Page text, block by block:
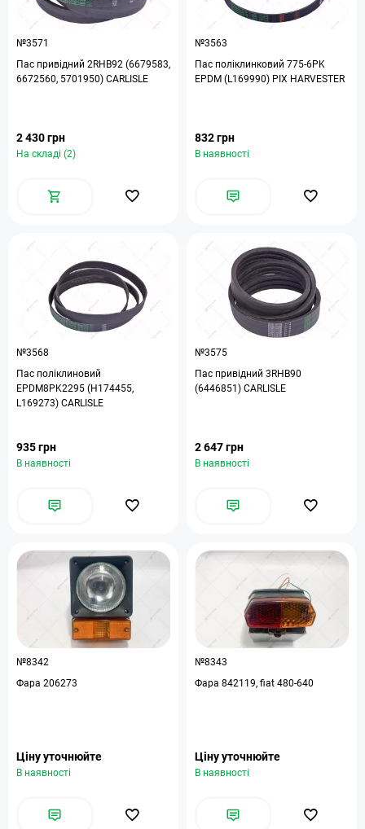
№3571
Пас привідний 2RHB92 (6679583,
6672560, 5701950) CARLISLE
2 430 грн
На складі (2)
№3563
Пас поліклинковий 775-6PK
EPDM (L169990) PIX HARVESTER
832 грн
В наявності
№3568
Пас поліклиновий
EPDM8PK2295 (H174455,
L169273) CARLISLE
935 грн
В наявності
№3575
Пас привідний 3RHB90
(6446851) CARLISLE
2 647 грн
В наявності
№8342
Фара 206273
Ціну уточнюйте
В наявності
№8343
Фара 842119, fiat 480-640
Ціну уточнюйте
В наявності